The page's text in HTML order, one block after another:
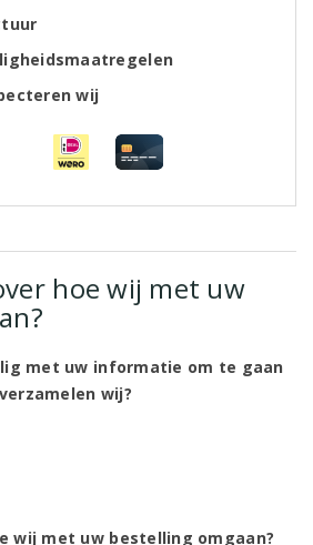
wij
hoe wij met uw
met uw informatie om te gaan
wij?
wij met uw bestelling omgaan?